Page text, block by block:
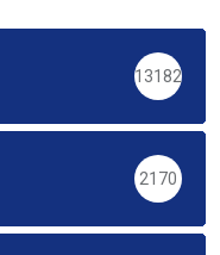
13182
2170